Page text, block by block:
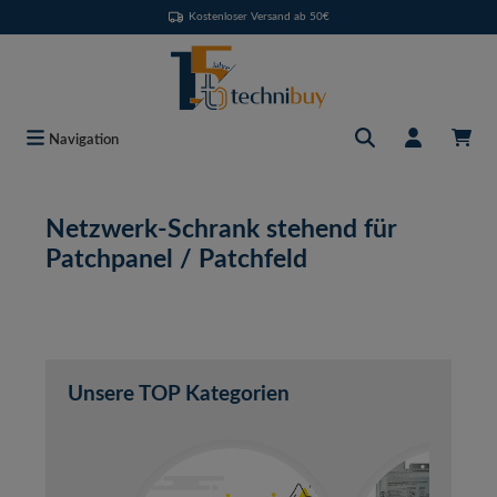
Kostenloser Versand ab 50€
Navigation
Netzwerk-Schrank stehend für
Patchpanel / Patchfeld
Unsere TOP Kategorien